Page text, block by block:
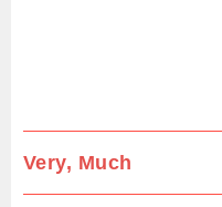
Very, Much